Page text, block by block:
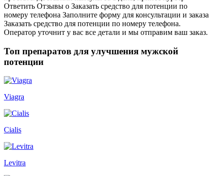
Ответить Отзывы о Заказать средство для потенции по
номеру телефона Заполните форму для консультации и заказа
Заказать средство для потенции по номеру телефона.
Оператор уточнит у вас все детали и мы отправим ваш заказ.
Топ препаратов для улучшения мужской
потенции
Viagra
Cialis
Levitra